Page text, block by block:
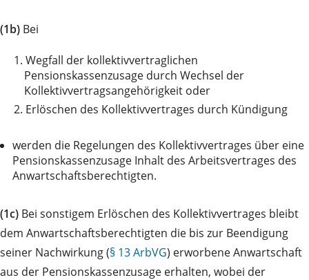
(1b) Bei
1. Wegfall der kollektivvertraglichen
Pensionskassenzusage durch Wechsel der
Kollektivvertragsangehörigkeit oder
2. Erlöschen des Kollektivvertrages durch Kündigung
werden die Regelungen des Kollektivvertrages über eine
Pensionskassenzusage Inhalt des Arbeitsvertrages des
Anwartschaftsberechtigten.
(1c) Bei sonstigem Erlöschen des Kollektivvertrages bleibt
dem Anwartschaftsberechtigten die bis zur Beendigung
seiner Nachwirkung (§ 13 ArbVG) erworbene Anwartschaft
aus der Pensionskassenzusage erhalten, wobei der